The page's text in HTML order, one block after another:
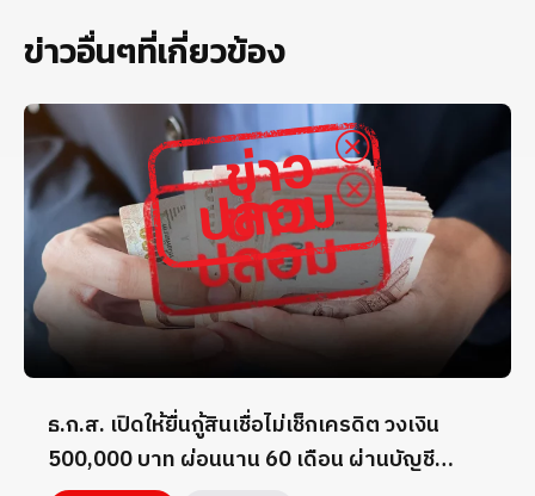
ข่าวอื่นๆที่เกี่ยวข้อง
ธ.ก.ส. เปิดให้ยื่นกู้สินเชื่อไม่เช็กเครดิต วงเงิน
500,000 บาท ผ่อนนาน 60 เดือน ผ่านบัญชี